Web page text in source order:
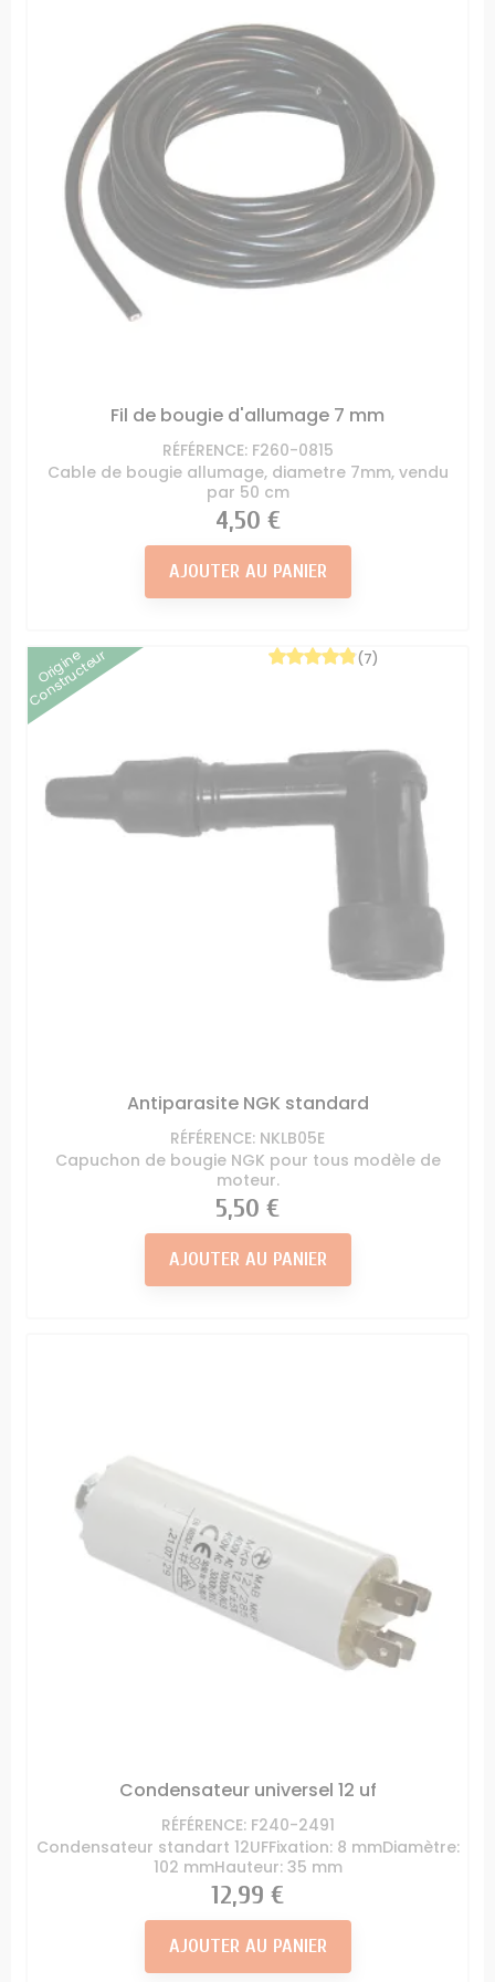
Fil de bougie d'allumage 7 mm
RÉFÉRENCE: F260-0815
Cable de bougie allumage, diametre 7mm, vendu
par 50 cm
Prix
4,50 €
AJOUTER AU PANIER
Origine
Constructeur
Antiparasite NGK standard
RÉFÉRENCE: NKLB05E
Capuchon de bougie NGK pour tous modèle de
moteur.
(7)
Prix
5,50 €
AJOUTER AU PANIER
Condensateur universel 12 uf
RÉFÉRENCE: F240-2491
Condensateur standart 12UFFixation: 8 mmDiamètre:
102 mmHauteur: 35 mm
Prix
12,99 €
AJOUTER AU PANIER